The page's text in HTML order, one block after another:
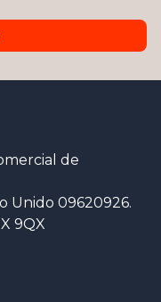
de
Unido 09620926.
9QX